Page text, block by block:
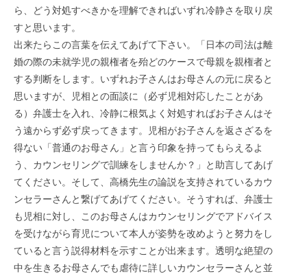
ら、どう対処すべきかを理解できればいずれ冷静さを取り戻
すと思います。
出来たらこの言葉を伝えてあげて下さい。「日本の司法は離
婚の際の未就学児の親権者を殆どのケースで母親を親権者と
する判断をします。いずれお子さんはお母さんの元に戻ると
思いますが、児相との面談に（必ず児相対応したことがあ
る）弁護士を入れ、冷静に根気よく対処すればお子さんはそ
う遠からず必ず戻ってきます。児相がお子さんを返さざるを
得ない「普通のお母さん」と言う印象を持ってもらえるよ
う、カウンセリングで訓練をしませんか？」と助言してあげ
てください。そして、高橋先生の論説を支持されているカウ
ンセラーさんと繋げてあげてください。そうすれば、弁護士
も児相に対し、このお母さんはカウンセリングでアドバイス
を受けながら育児について本人が姿勢を改めようと努力をし
ていると言う説得材料を示すことが出来ます。透明な絶望の
中を生きるお母さんでも虐待に詳しいカウンセラーさんと並